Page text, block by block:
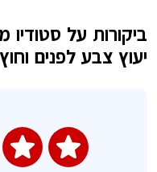
ביקורות על סטודיו
יעוץ צבע לפנים וחוץ